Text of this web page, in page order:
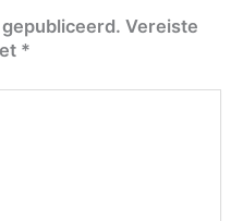
Vereiste
*